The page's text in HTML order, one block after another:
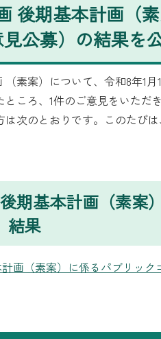
後期基本計画（
公募）の結果を
素案）について、令和8年1月
ころ、1件のご意見をいただ
次のとおりです。このたびは
期基本計画（素案
結果
画（素案）に係るパブリック